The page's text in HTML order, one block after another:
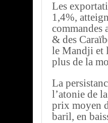
Les
1,4%,
commandes
& des
le Mandji et
plus de la
La
l’atonie de
prix moyen
baril, en